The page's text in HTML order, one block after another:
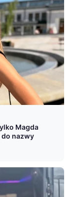
Magda
do nazwy